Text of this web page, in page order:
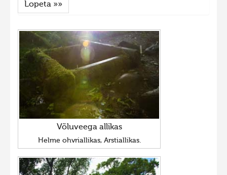
Liikkuvat kuvat 2023
Hiite kuvavõistlus 2022
Hiite kuvavõistlus 2022 lisa
Liikkuvat kuvat 2022
Hiite kuvavõistlus 2021
Liikkuvat kuvat 2021
Hiite kuvavõistlus 2020
Hiite kuvavõistlus 2018
Lopeta »»
Võluveega allikas
Helme ohvriallikas, Arstiallikas.